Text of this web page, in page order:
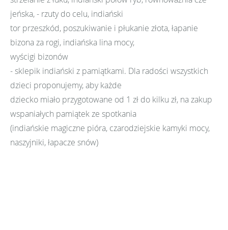
jeńska, - rzuty do celu, indiański
tor przeszkód, poszukiwanie i płukanie złota, łapanie
bizona za rogi, indiańska lina mocy,
wyścigi bizonów
- sklepik indiański z pamiątkami. Dla radości wszystkich
dzieci proponujemy, aby każde
dziecko miało przygotowane od 1 zł do kilku zł, na zakup
wspaniałych pamiątek ze spotkania
(indiańskie magiczne pióra, czarodziejskie kamyki mocy,
naszyjniki, łapacze snów)